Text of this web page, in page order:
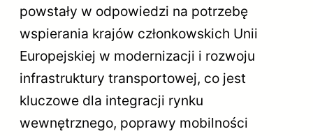
powstały w odpowiedzi na potrzebę
wspierania krajów członkowskich Unii
Europejskiej w modernizacji i rozwoju
infrastruktury transportowej, co jest
kluczowe dla integracji rynku
wewnętrznego, poprawy mobilności